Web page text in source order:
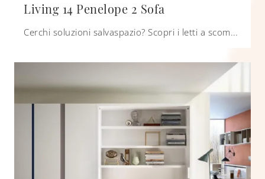
Living 14 Penelope 2 Sofa
Cerchi soluzioni salvaspazio? Scopri i letti a scomparsa Clei come questo modello Living 14 Penelope 2 Sofa in laccato opaco.